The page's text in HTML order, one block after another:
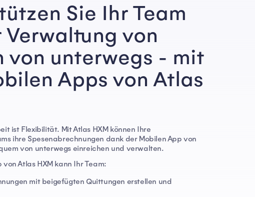
Sie Ihr Team
Verwaltung von
von unterwegs - mit
Apps von Atlas
ist Flexibilität. Mit Atlas HXM können Ihre
ihre Spesenabrechnungen dank der Mobilen App von
von unterwegs einreichen und verwalten.
Atlas HXM kann Ihr Team:
mit beigefügten Quittungen erstellen und